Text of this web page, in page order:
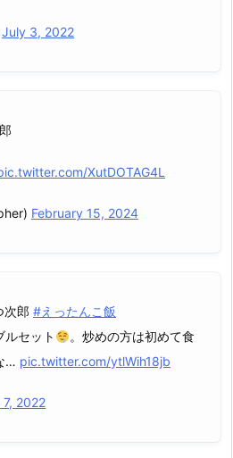
July 3, 2022
XutDOTAG4L
February 15, 2024
次郎 #えったんこ飯
ルセット
。炒めの方は初めて食
… pic.twitter.com/ytlWih18jb
7, 2022